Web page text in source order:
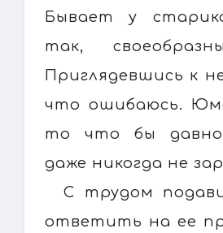
Бывает у
так,
Приглядевшись к
что ошибаюсь.
то что бы
даже никогда не
С трудом
ответить на ее